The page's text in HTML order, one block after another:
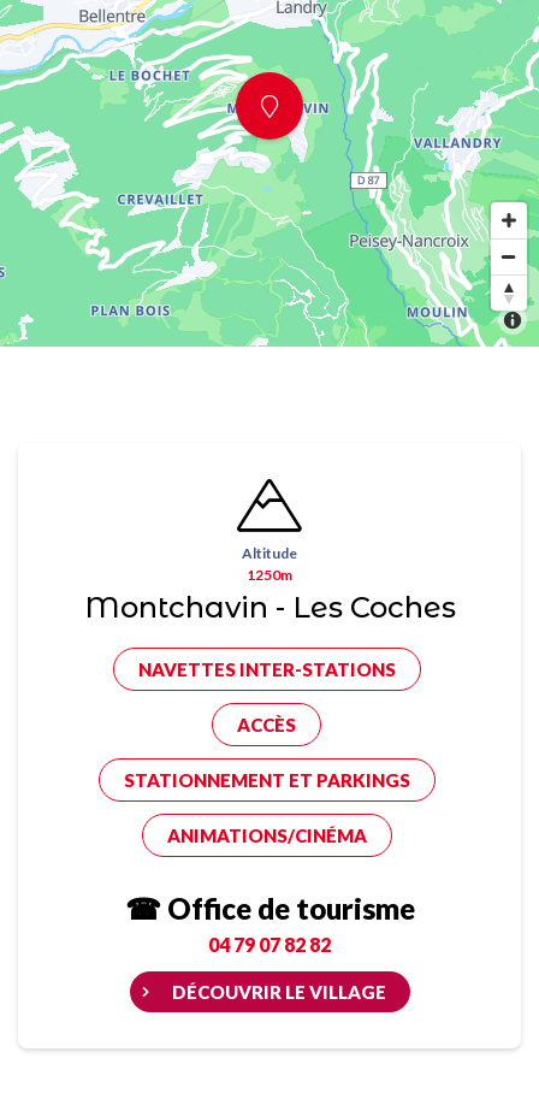
Altitude
1250m
Montchavin - Les Coches
NAVETTES INTER-STATIONS
ACCÈS
STATIONNEMENT ET PARKINGS
ANIMATIONS/CINÉMA
☎ Office de tourisme
04 79 07 82 82
DÉCOUVRIR LE VILLAGE